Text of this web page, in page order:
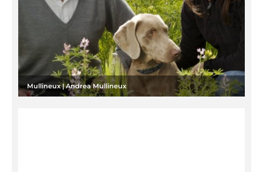
Mullineux | Andrea Mullineux